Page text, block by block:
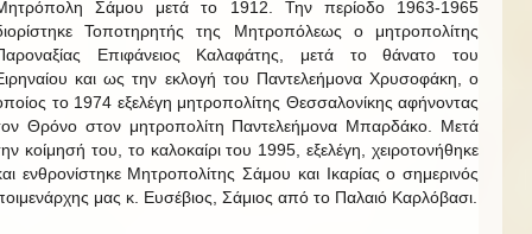
Σάμου μετά το 1912. Την περίοδο 1963-1965
Τοποτηρητής της Μητροπόλεως ο μητροπολίτης
Επιφάνειος Καλαφάτης, μετά το θάνατο του
και ως την εκλογή του Παντελεήμονα Χρυσοφάκη, ο
το 1974 εξελέγη μητροπολίτης Θεσσαλονίκης αφήνοντας
Θρόνο στον μητροπολίτη Παντελεήμονα Μπαρδάκο. Μετά
κοίμησή του, το καλοκαίρι του 1995, εξελέγη, χειροτονήθηκε
ενθρονίστηκε Μητροπολίτης Σάμου και Ικαρίας ο σημερινός
μας κ. Ευσέβιος, Σάμιος από το Παλαιό Καρλόβασι.